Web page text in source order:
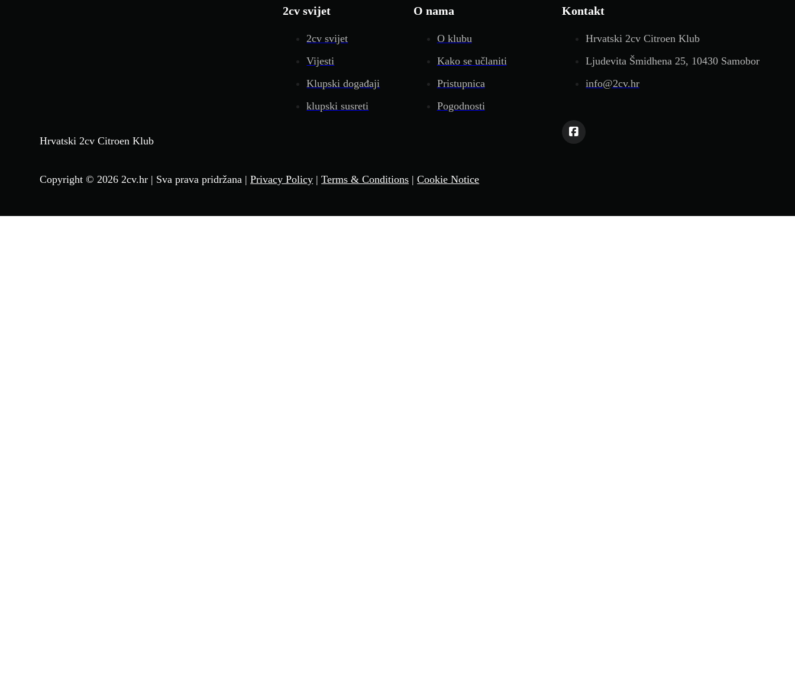
Hrvatski 2cv Citroen Klub
2cv svijet
2cv svijet
Vijesti
Klupski događaji
klupski susreti
O nama
O klubu
Kako se učlaniti
Pristupnica
Pogodnosti
Kontakt
Hrvatski 2cv Citroen Klub
Ljudevita Šmidhena 25, 10430 Samobor
info@2cv.hr
Copyright © 2026 2cv.hr | Sva prava pridržana |Privacy Policy |Terms & Conditions |Cookie Notice